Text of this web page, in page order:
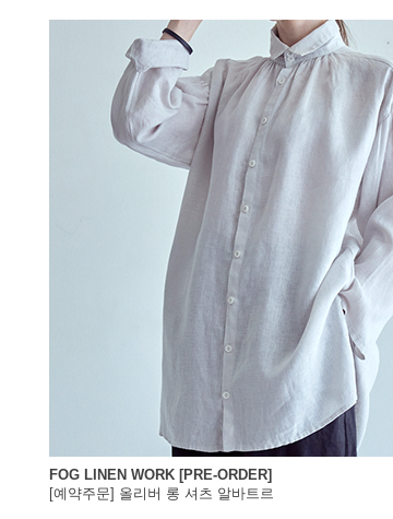
FOG LINEN WORK [PRE-ORDER]
[예약주문] 올리버 롱 셔츠 알바트르